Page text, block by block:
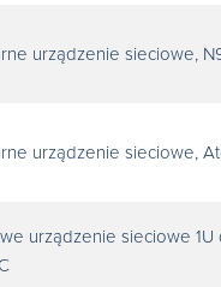
urządzenie sieciowe,
urządzenie sieciowe,
urządzenie sieciowe 1U